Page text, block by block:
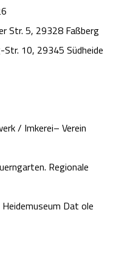
Str. 5, 29328 Faßberg
10, 29345 Südheide
/ Imkerei– Verein
Regionale
Dat ole